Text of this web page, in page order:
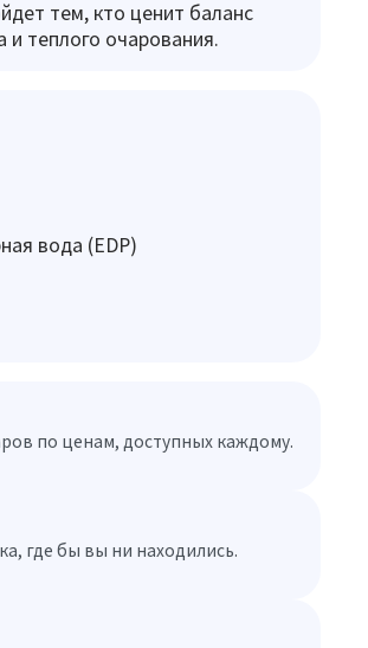
тем, кто ценит баланс
и теплого очарования.
вода (EDP)
по ценам, доступных каждому.
где бы вы ни находились.